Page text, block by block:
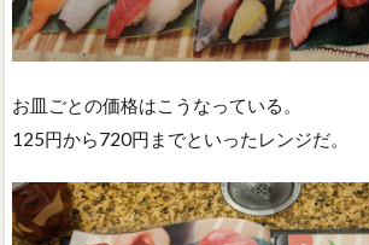
お皿ごとの価格はこうなっている。
125円から720円までといったレンジだ。